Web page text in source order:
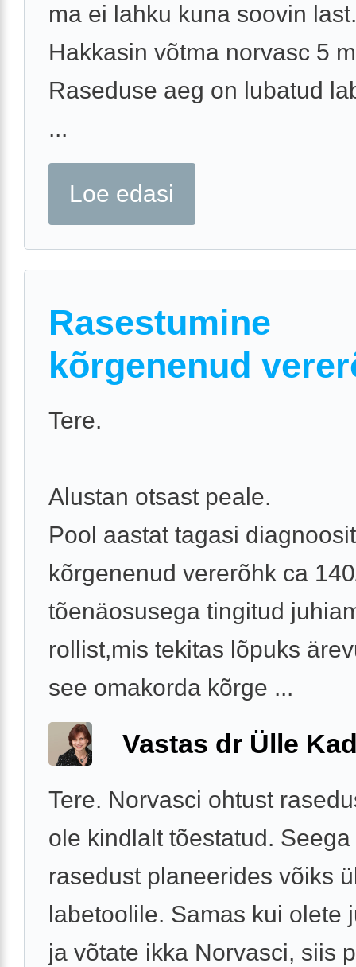
ma ei lahku kuna soovin last.
Hakkasin võtma norvasc 5
Raseduse aeg on lubatud
...
Loe edasi
Rasestumine
kõrgenenud
Tere.
Alustan otsast peale.
Pool aastat tagasi
kõrgenenud vererõhk ca
tõenäosusega tingitud
rollist,mis tekitas lõpuks
see omakorda kõrge ...
Vastas dr Ülle
Tere. Norvasci ohtust
ole kindlalt tõestatud.
rasedust planeerides võiks
labetoolile. Samas kui olete
ja võtate ikka Norvasci, siis